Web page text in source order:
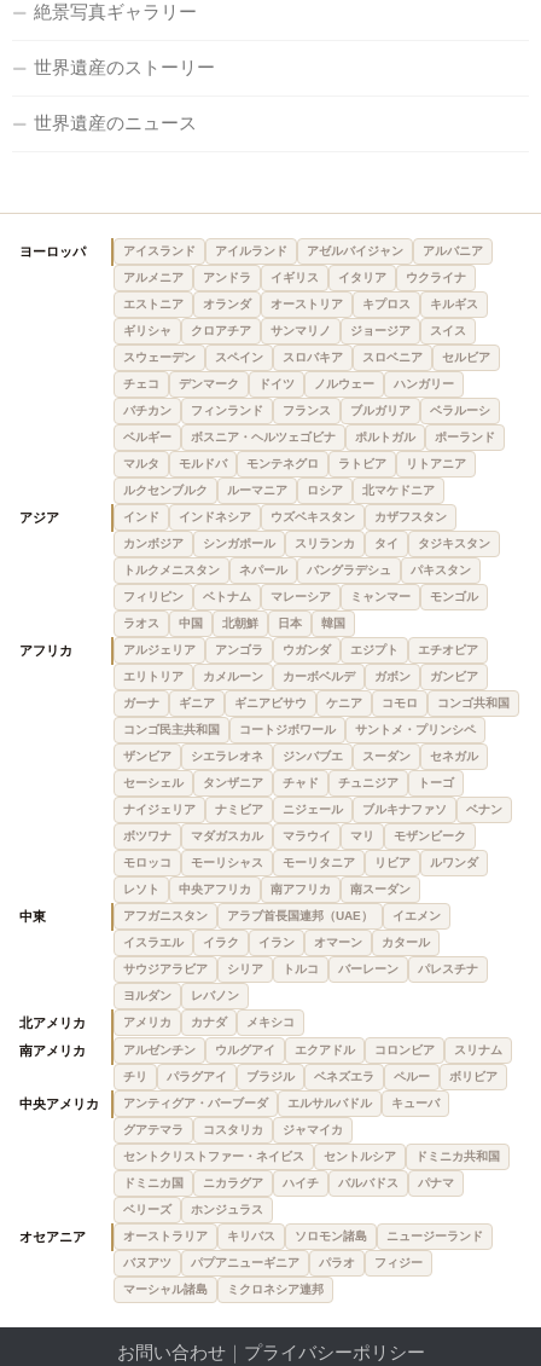
絶景写真ギャラリー
世界遺産のストーリー
世界遺産のニュース
ヨーロッパ アイスランド アイルランド アゼルバイジャン
アルバニア
アルメニア
アンドラ イギリス イタリア
ウクライナ
エストニア
オランダ オーストリア キプロス
キルギス
ギリシャ
クロアチア サンマリノ ジョージア
スイス
スウェーデン
スペイン スロバキア スロベニア
セルビア
チェコ
デンマーク ドイツ ノルウェー
ハンガリー
バチカン
フィンランド フランス ブルガリア
ベラルーシ
ベルギー
ボスニア・ヘルツェゴビナ ポルトガル
ポーランド
マルタ
モルドバ モンテネグロ ラトビア
リトアニア
ルクセンブルク
ルーマニア ロシア 北マケドニア
アジア インド インドネシア ウズベキスタン
カザフスタン
カンボジア
シンガポール スリランカ タイ
タジキスタン
トルクメニスタン
ネパール バングラデシュ
パキスタン
フィリピン
ベトナム マレーシア ミャンマー
モンゴル
ラオス
中国 北朝鮮 日本 韓国
アフリカ アルジェリア アンゴラ ウガンダ エジプト
エチオピア
エリトリア
カメルーン カーボベルデ ガボン
ガンビア
ガーナ
ギニア ギニアビサウ ケニア コモロ
コンゴ共和国
コンゴ民主共和国
コートジボワール
サントメ・プリンシペ
ザンビア
シエラレオネ ジンバブエ スーダン
セネガル
セーシェル
タンザニア チャド チュニジア
トーゴ
ナイジェリア
ナミビア ニジェール ブルキナファソ
ベナン
ボツワナ
マダガスカル マラウイ マリ
モザンビーク
モロッコ
モーリシャス モーリタニア リビア
ルワンダ
レソト
中央アフリカ 南アフリカ 南スーダン
中東 アフガニスタン アラブ首長国連邦（UAE）
イエメン
イスラエル
イラク イラン オマーン
カタール
サウジアラビア
シリア トルコ バーレーン
パレスチナ
ヨルダン
レバノン
北アメリカ アメリカ カナダ メキシコ
南アメリカ アルゼンチン ウルグアイ エクアドル コロンビア
スリナム
チリ
パラグアイ ブラジル ベネズエラ ペルー ボリビア
中央アメリカ アンティグア・バーブーダ エルサルバドル
キューバ
グアテマラ
コスタリカ
ジャマイカ
セントクリストファー・ネイビス
セントルシア
ドミニカ共和国
ドミニカ国
ニカラグア ハイチ バルバドス
パナマ
ベリーズ
ホンジュラス
オセアニア オーストラリア キリバス ソロモン諸島
ニュージーランド
バヌアツ
パプアニューギニア パラオ
フィジー
マーシャル諸島
ミクロネシア連邦
お問い合わせ｜ プライバシーポリシー